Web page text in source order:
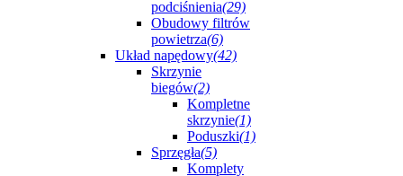
podciśnienia(29)
Obudowy filtrów
powietrza(6)
Układ napędowy(42)
Skrzynie
biegów(2)
Kompletne
skrzynie(1)
Poduszki(1)
Sprzęgła(5)
Komplety